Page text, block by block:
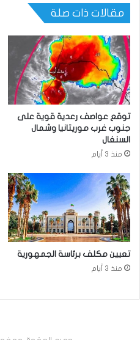
مقالات ذات صلة
توقع عواصف رعدية قوية على
جنوب غرب موريتانيا وشمال
السنغال
منذ 3 أيام
تعيين مكلف برئاسة الجمهورية
منذ 3 أيام